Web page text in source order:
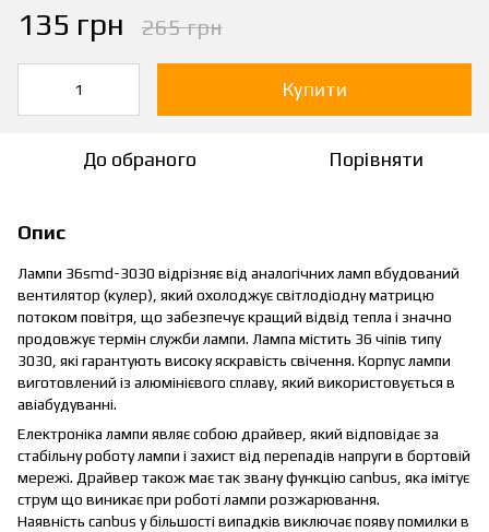
135 грн 265 грн
Купити
До обраного Порівняти
Опис
Лампи 36smd-3030 відрізняє від аналогічних ламп вбудований
вентилятор (кулер), який охолоджує світлодіодну матрицю
потоком повітря, що забезпечує кращий відвід тепла і значно
продовжує термін служби лампи. Лампа містить 36 чіпів типу
3030, які гарантують високу яскравість свічення. Корпус лампи
виготовлений із алюмінієвого сплаву, який використовується в
авіабудуванні.
Електроніка лампи являє собою драйвер, який відповідає за
стабільну роботу лампи і захист від перепадів напруги в бортовій
мережі. Драйвер також має так звану функцію canbus, яка імітує
струм що виникає при роботі лампи розжарювання.
Наявність canbus у більшості випадків виключає появу помилки в